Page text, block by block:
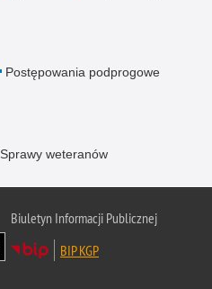
Postępowania podprogowe
Sprawy weteranów
Biuletyn Informacji Publicznej
BIP KGP